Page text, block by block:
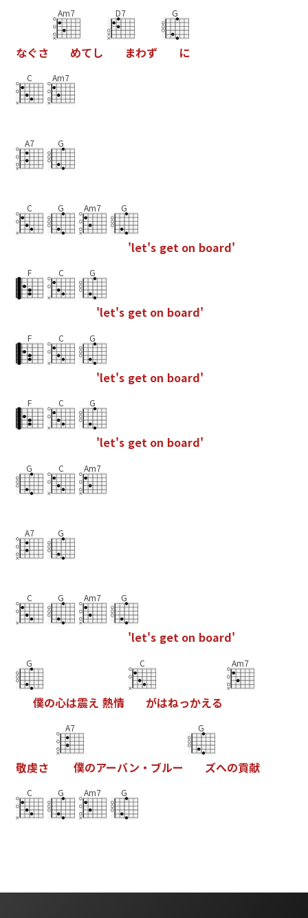
なぐさ
Am7
めてし
D7
まわず
G
に
C Am7
A7 G
C G Am7 G
'let's get on board'
F C G
'let's get on board'
F C G
'let's get on board'
F C G
'let's get on board'
G C Am7
A7 G
C G Am7 G
'let's get on board'
G
僕の心は震え 熱情
C
がはねっかえる
Am7
敬虔さ
A7
僕のアーバン ・ ブルー
G
ズへの貢献
C G Am7 G